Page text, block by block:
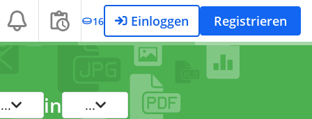
16 Einloggen Registrieren
... in ...